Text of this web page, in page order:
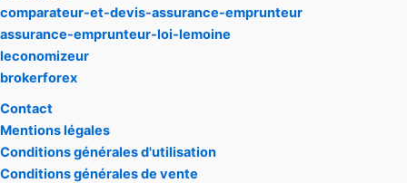
comparateur-et-devis-assurance-emprunteur
assurance-emprunteur-loi-lemoine
leconomizeur
brokerforex
Contact
Mentions légales
Conditions générales d'utilisation
Conditions générales de vente